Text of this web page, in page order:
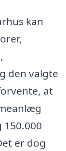
kan
den valgte
at
150.000
er dog